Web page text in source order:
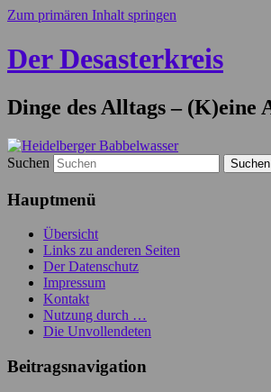
Zum primären Inhalt springen
Der Desasterkreis
Dinge des Alltags – (K)eine
Suchen
Hauptmenü
Übersicht
Links zu anderen Seiten
Der Datenschutz
Impressum
Kontakt
Nutzung durch …
Die Unvollendeten
Beitragsnavigation